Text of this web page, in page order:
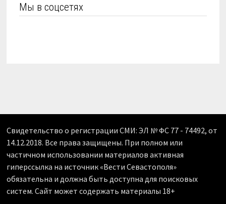
Мы в соцсетях
Свидетельство о регистрации СМИ: ЭЛ № ФС 77 - 74492, от
14.12.2018. Все права защищены. При полном или
частичном использовании материалов активная
гиперссылка на источник «Вести Севастополя»
обязательна и должна быть доступна для поисковых
систем. Сайт может содержать материалы 18+